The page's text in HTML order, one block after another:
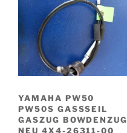
YAMAHA PW50
PW50S GASSSEIL
GASZUG BOWDENZUG
NEU 4X4-26311-00